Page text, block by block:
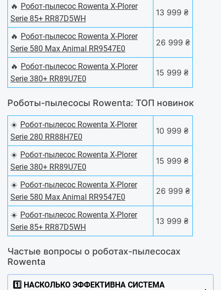
🔥 Робот-пылесос Rowenta X-Plorer
Serie 85+ RR87D5WH
13 999 ₴
🔥 Робот-пылесос Rowenta X-Plorer
Serie 580 Max Animal RR9547E0
26 999 ₴
🔥 Робот-пылесос Rowenta X-Plorer
Serie 380+ RR89U7E0
15 999 ₴
Роботы-пылесосы Rowenta: ТОП новинок
☀️ Робот-пылесос Rowenta X-Plorer
Serie 280 RR88H7E0
10 999 ₴
☀️ Робот-пылесос Rowenta X-Plorer
Serie 380+ RR89U7E0
15 999 ₴
☀️ Робот-пылесос Rowenta X-Plorer
Serie 580 Max Animal RR9547E0
26 999 ₴
☀️ Робот-пылесос Rowenta X-Plorer
Serie 85+ RR87D5WH
13 999 ₴
Частые вопросы о роботах-пылесосах
Rowenta
1️⃣ НАСКОЛЬКО ЭФФЕКТИВНА СИСТЕМА